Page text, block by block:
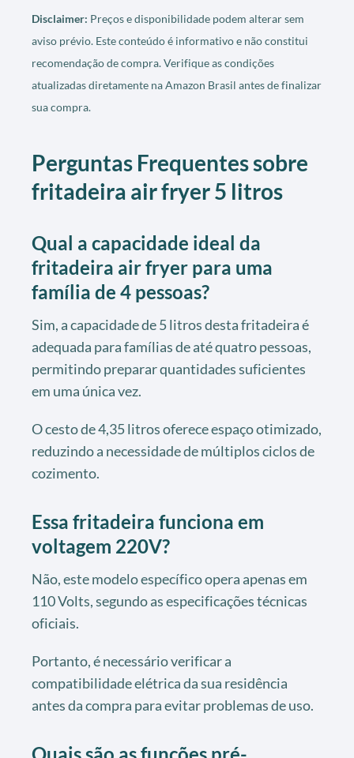
Disclaimer: Preços e disponibilidade podem alterar sem
aviso prévio. Este conteúdo é informativo e não constitui
recomendação de compra. Verifique as condições
atualizadas diretamente na Amazon Brasil antes de finalizar
sua compra.
Perguntas Frequentes sobre
fritadeira air fryer 5 litros
Qual a capacidade ideal da
fritadeira air fryer para uma
família de 4 pessoas?
Sim, a capacidade de 5 litros desta fritadeira é
adequada para famílias de até quatro pessoas,
permitindo preparar quantidades suficientes
em uma única vez.
O cesto de 4,35 litros oferece espaço otimizado,
reduzindo a necessidade de múltiplos ciclos de
cozimento.
Essa fritadeira funciona em
voltagem 220V?
Não, este modelo específico opera apenas em
110 Volts, segundo as especificações técnicas
oficiais.
Portanto, é necessário verificar a
compatibilidade elétrica da sua residência
antes da compra para evitar problemas de uso.